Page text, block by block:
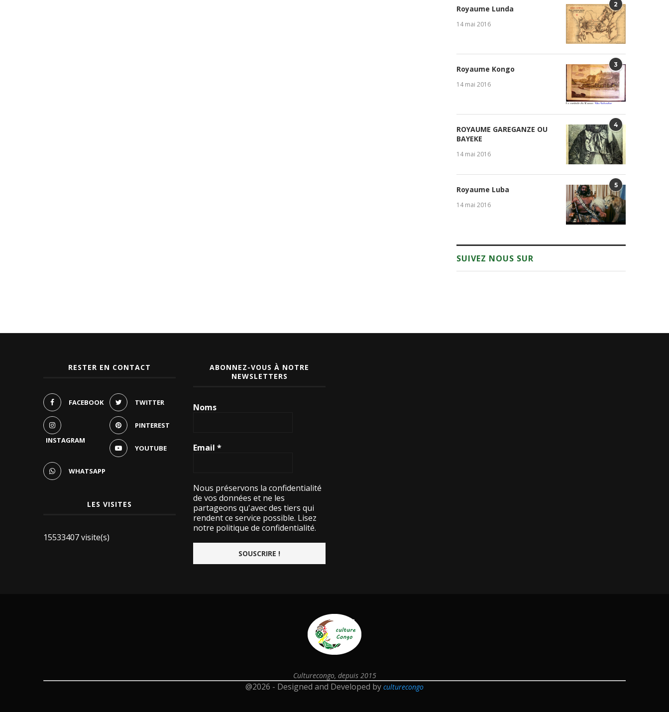
2
Royaume Lunda
14 mai 2016
3
Royaume Kongo
14 mai 2016
4
ROYAUME GAREGANZE OU
BAYEKE
14 mai 2016
5
Royaume Luba
14 mai 2016
SUIVEZ NOUS SUR
RESTER EN CONTACT
FACEBOOK TWITTER
INSTAGRAM
PINTEREST
YOUTUBE
WHATSAPP
LES VISITES
15533407 visite(s)
ABONNEZ-VOUS À NOTRE
NEWSLETTERS
Noms
Email*
Nous préservons la confidentialité
de vos données et ne les
partageons qu'avec des tiers qui
rendent ce service possible. Lisez
notre politique de confidentialité.
Culturecongo, depuis 2015
@2026 - Designed and Developed by culturecongo